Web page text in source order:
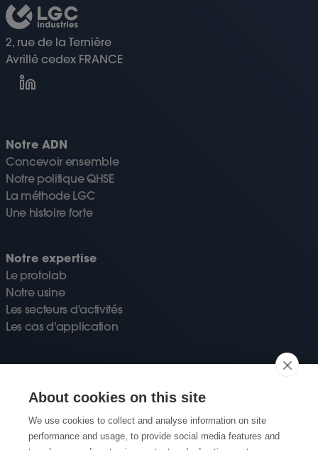
About cookies on this site
We use cookies to collect and analyse information on site
performance and usage, to provide social media features and
2, rue de la Ternière
Avrillé cedex FRANCE
Notre ADN
Concevoir ensemble
Notre politique QHSE
La méthode LGC
Une histoire forte
Notre expertise
Le protolab
Notre usine
Les secteurs d'activités
Les cas d'application
Téléchargement